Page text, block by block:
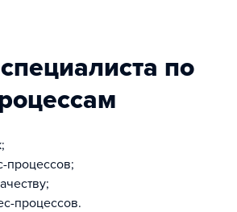
по
процессов;
процессов.